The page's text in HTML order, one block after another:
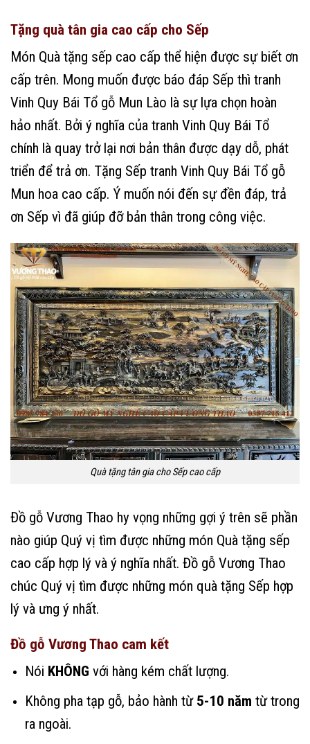
Tặng quà tân gia cao cấp cho Sếp
Món Quà tặng sếp cao cấp thể hiện được sự biết ơn
cấp trên. Mong muốn được báo đáp Sếp thì tranh
Vinh Quy Bái Tổ gỗ Mun Lào là sự lựa chọn hoàn
hảo nhất. Bởi ý nghĩa của tranh Vinh Quy Bái Tổ
chính là quay trở lại nơi bản thân được dạy dỗ, phát
triển để trả ơn. Tặng Sếp tranh Vinh Quy Bái Tổ gỗ
Mun hoa cao cấp. Ý muốn nói đến sự đền đáp, trả
ơn Sếp vì đã giúp đỡ bản thân trong công việc.
Quà tặng tân gia cho Sếp cao cấp
Đồ gỗ Vương Thao hy vọng những gợi ý trên sẽ phần
nào giúp Quý vị tìm được những món Quà tặng sếp
cao cấp hợp lý và ý nghĩa nhất. Đồ gỗ Vương Thao
chúc Quý vị tìm được những món quà tặng Sếp hợp
lý và ưng ý nhất.
Đồ gỗ Vương Thao cam kết
Nói KHÔNG với hàng kém chất lượng.
Không pha tạp gỗ, bảo hành từ 5-10 năm từ trong
ra ngoài.